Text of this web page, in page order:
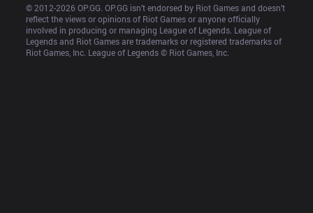
© 2012-2026 OP.GG. OP.GG isn’t endorsed by Riot Games and doesn’t
reflect the views or opinions of Riot Games or anyone officially
involved in producing or managing League of Legends. League of
Legends and Riot Games are trademarks or registered trademarks of
Riot Games, Inc. League of Legends © Riot Games, Inc.